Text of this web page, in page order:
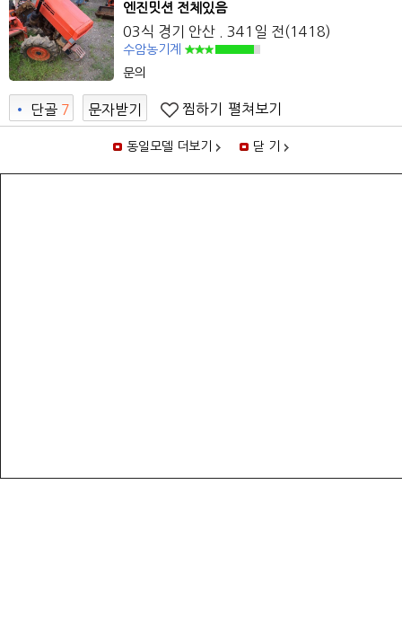
엔진밋션 전체있음
03식 경기 안산 . 341일 전(1418)
수암농기계
문의
• 단골 7
6
문자받기 찜하기 펼쳐보기
동일모델 더보기 닫 기